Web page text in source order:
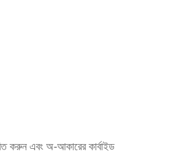
করুন এবং অ-আকারের কার্বাইড